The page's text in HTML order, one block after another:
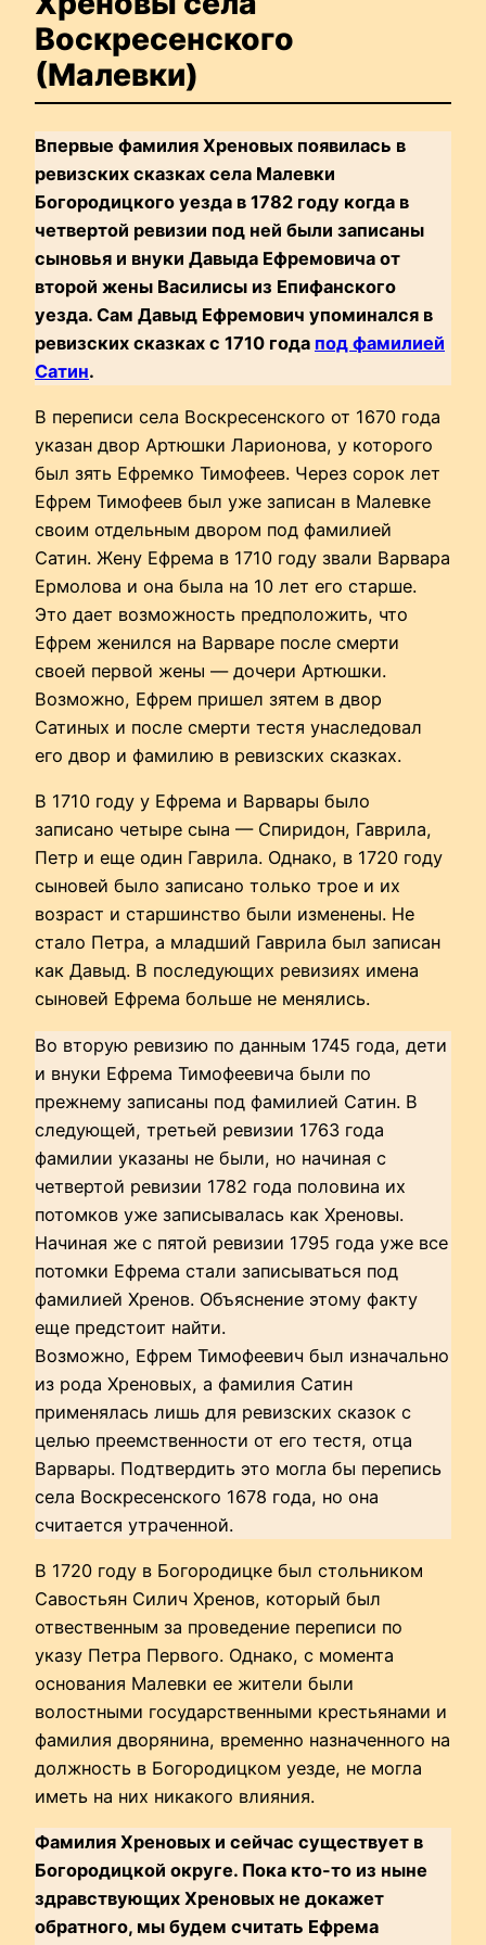
Воскресенского
(Малевки)
Впервые фамилия Хреновых появилась в
ревизских сказках села Малевки
Богородицкого уезда в 1782 году когда в
четвертой ревизии под ней были записаны
сыновья и внуки Давыда Ефремовича от
второй жены Василисы из Епифанского
уезда. Сам Давыд Ефремович упоминался в
ревизских сказках с 1710 года под фамилией
Сатин.
В переписи села Воскресенского от 1670 года
указан двор Артюшки Ларионова, у которого
был зять Ефремко Тимофеев. Через сорок лет
Ефрем Тимофеев был уже записан в Малевке
своим отдельным двором под фамилией
Сатин. Жену Ефрема в 1710 году звали Варвара
Ермолова и она была на 10 лет его старше.
Это дает возможность предположить, что
Ефрем женился на Варваре после смерти
своей первой жены — дочери Артюшки.
Возможно, Ефрем пришел зятем в двор
Сатиных и после смерти тестя унаследовал
его двор и фамилию в ревизских сказках.
В 1710 году у Ефрема и Варвары было
записано четыре сына — Спиридон, Гаврила,
Петр и еще один Гаврила. Однако, в 1720 году
сыновей было записано только трое и их
возраст и старшинство были изменены. Не
стало Петра, а младший Гаврила был записан
как Давыд. В последующих ревизиях имена
сыновей Ефрема больше не менялись.
Во вторую ревизию по данным 1745 года, дети
и внуки Ефрема Тимофеевича были по
прежнему записаны под фамилией Сатин. В
следующей, третьей ревизии 1763 года
фамилии указаны не были, но начиная с
четвертой ревизии 1782 года половина их
потомков уже записывалась как Хреновы.
Начиная же с пятой ревизии 1795 года уже все
потомки Ефрема стали записываться под
фамилией Хренов. Объяснение этому факту
еще предстоит найти.
Возможно, Ефрем Тимофеевич был изначально
из рода Хреновых, а фамилия Сатин
применялась лишь для ревизских сказок с
целью преемственности от его тестя, отца
Варвары. Подтвердить это могла бы перепись
села Воскресенского 1678 года, но она
считается утраченной.
В 1720 году в Богородицке был стольником
Савостьян Силич Хренов, который был
отвественным за проведение переписи по
указу Петра Первого. Однако, с момента
основания Малевки ее жители были
волостными государственными крестьянами и
фамилия дворянина, временно назначенного на
должность в Богородицком уезде, не могла
иметь на них никакого влияния.
Фамилия Хреновых и сейчас существует в
Богородицкой округе. Пока кто-то из ныне
здравствующих Хреновых не докажет
обратного, мы будем считать Ефрема